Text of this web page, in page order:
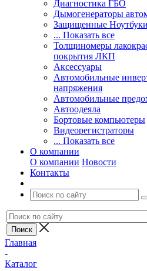
Диагностика ГБО
Дымогенераторы
Защищенные Ноутбуки
... Показать все
Толщиномеры
покрытия ЛКП
Аксессуары
Автомобильные
напряжения
Автомобильные
Автоодеяла
Бортовые компьютеры
Видеорегистраторы
... Показать все
О компании
О компании Новости
Контакты
Главная
-
Каталог